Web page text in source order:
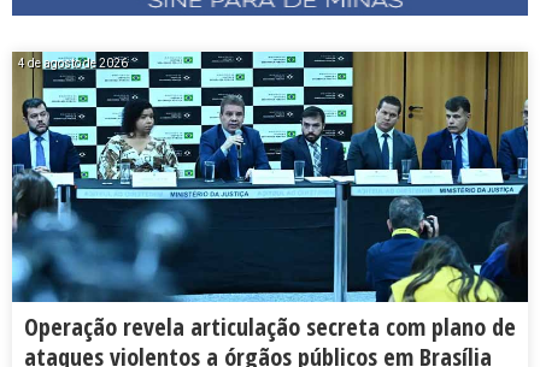
4 de agosto de 2026
Operação revela articulação secreta com plano de
ataques violentos a órgãos públicos em Brasília